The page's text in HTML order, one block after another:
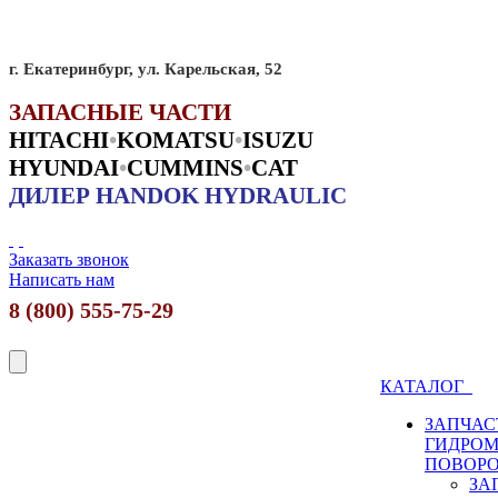
г. Екатеринбург, ул. Карельская, 52
ЗАПАСНЫЕ ЧАСТИ
HITACHI•KOMATSU•ISUZU
HYUNDAI•CUMMINS•CAT
ДИЛЕР HANDOK HYDRAULIC
Заказать звонок
Написать нам
8 (800) 555-75-29
КАТАЛОГ